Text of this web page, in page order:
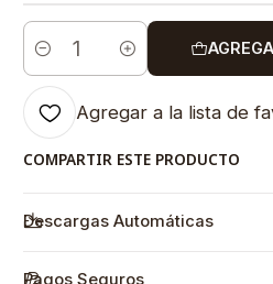
Cantidad
Agregar a la lista de
COMPARTIR ESTE PRODUCTO
Descargas Automáticas
Pagos Seguros